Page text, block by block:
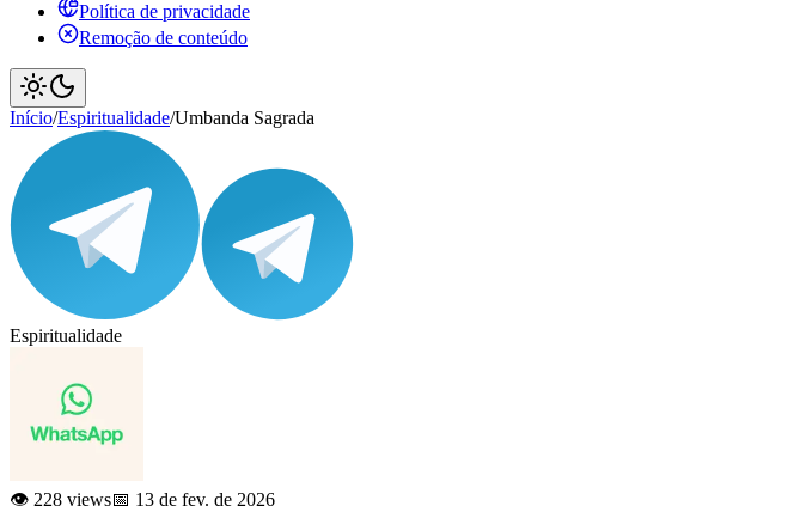
Política de privacidade
Remoção de conteúdo
Início/Espiritualidade/Umbanda Sagrada
Espiritualidade
👁️ 228 views📅 13 de fev. de 2026